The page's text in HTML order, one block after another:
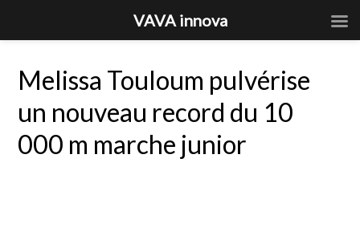
Melissa Touloum pulvérise
un nouveau record du 10
000 m marche junior
VAVA innova